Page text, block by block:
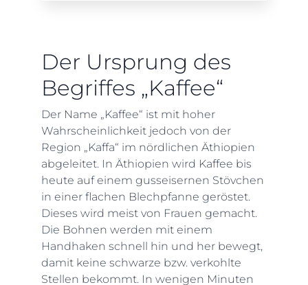
Der Ursprung des
Begriffes „Kaffee“
Der Name „Kaffee“ ist mit hoher
Wahrscheinlichkeit jedoch von der
Region „Kaffa“ im nördlichen Äthiopien
abgeleitet. In Äthiopien wird Kaffee bis
heute auf einem gusseisernen Stövchen
in einer flachen Blechpfanne geröstet.
Dieses wird meist von Frauen gemacht.
Die Bohnen werden mit einem
Handhaken schnell hin und her bewegt,
damit keine schwarze bzw. verkohlte
Stellen bekommt. In wenigen Minuten